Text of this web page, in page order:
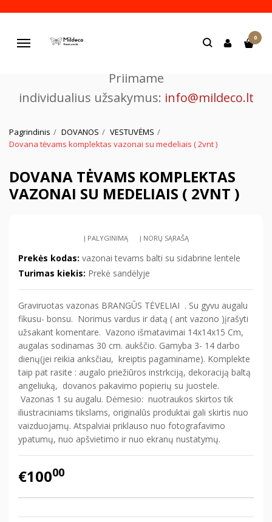
Navigacija
0
Priimame
individualius užsakymus: info@mildeco.lt
Pagrindinis DOVANOS
VESTUVĖMS
Dovana tėvams komplektas vazonai su medeliais ( 2vnt )
DOVANA TĖVAMS KOMPLEKTAS
VAZONAI SU MEDELIAIS ( 2VNT )
Į PALYGINIMĄ Į NORŲ SĄRAŠĄ
Prekės kodas: vazonai tevams balti su sidabrine lentele
Turimas kiekis: Prekė sandėlyje
Graviruotas vazonas BRANGŪS TĖVELIAI . Su gyvu augalu
fikusu- bonsu. Norimus vardus ir datą ( ant vazono )įrašyti
užsakant komentare. Vazono išmatavimai 14x14x15 Cm,
augalas sodinamas 30 cm. aukščio. Gamyba 3- 14 darbo
dienų(jei reikia anksčiau, kreiptis pagaminame). Komplekte
taip pat rasite : augalo priežiūros instrkciją, dekoraciją baltą
angeliuką, dovanos pakavimo popierių su juostele.
Vazonas 1 su augalu. Dėmesio: nuotraukos skirtos tik
iliustraciniams tikslams, originalūs produktai gali skirtis nuo
vaizduojamų. Atspalviai priklauso nuo fotografavimo
ypatumų, nuo apšvietimo ir nuo ekranų nustatymų.
€10000